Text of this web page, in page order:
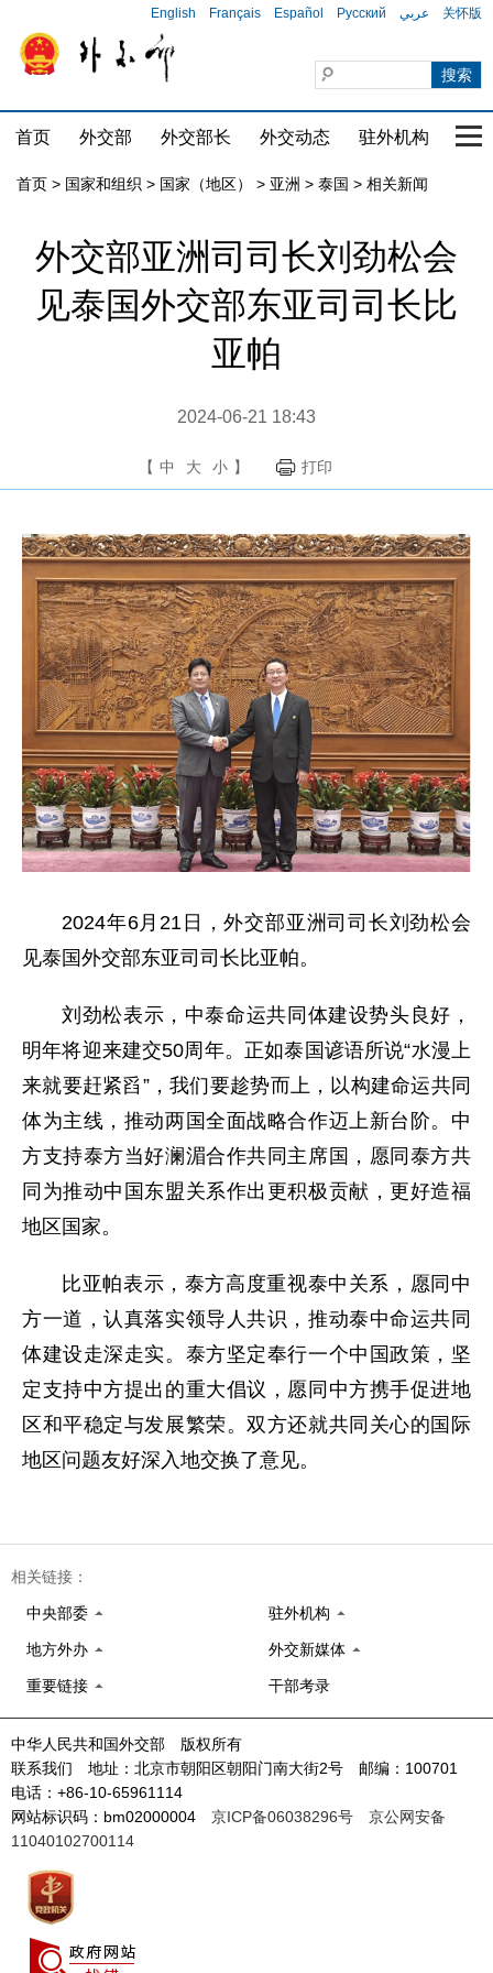
English Français Español Русский عربي 关怀版
首页 外交部 外交部长 外交动态 驻外机构 国
首页 > 国家和组织 > 国家（地区） > 亚洲 > 泰国 > 相关新闻
外交部亚洲司司长刘劲松会
见泰国外交部东亚司司长比
亚帕
2024-06-21 18:43
【 中 大 小 】 打印
2024年6月21日，外交部亚洲司司长刘劲松会
见泰国外交部东亚司司长比亚帕。
刘劲松表示，中泰命运共同体建设势头良好，
明年将迎来建交50周年。正如泰国谚语所说“水漫上
来就要赶紧舀”，我们要趁势而上，以构建命运共同
体为主线，推动两国全面战略合作迈上新台阶。中
方支持泰方当好澜湄合作共同主席国，愿同泰方共
同为推动中国东盟关系作出更积极贡献，更好造福
地区国家。
比亚帕表示，泰方高度重视泰中关系，愿同中
方一道，认真落实领导人共识，推动泰中命运共同
体建设走深走实。泰方坚定奉行一个中国政策，坚
定支持中方提出的重大倡议，愿同中方携手促进地
区和平稳定与发展繁荣。双方还就共同关心的国际
地区问题友好深入地交换了意见。
相关链接：
中央部委 驻外机构
地方外办 外交新媒体
重要链接 干部考录
中华人民共和国外交部 版权所有
联系我们 地址：北京市朝阳区朝阳门南大街2号 邮编：100701
电话：+86-10-65961114
网站标识码：bm02000004 京ICP备06038296号
京公网安备
11040102700114